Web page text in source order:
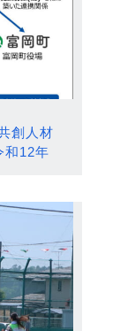
創人材
和12年